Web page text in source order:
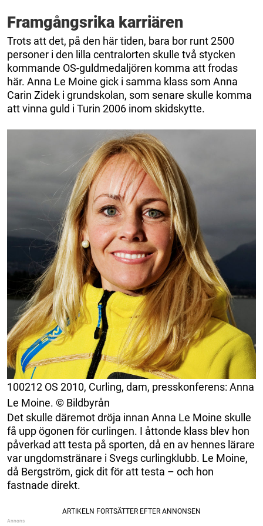
Framgångsrika karriären
Trots att det, på den här tiden, bara bor runt 2500
personer i den lilla centralorten skulle två stycken
kommande OS-guldmedaljören komma att frodas
här. Anna Le Moine gick i samma klass som Anna
Carin Zidek i grundskolan, som senare skulle komma
att vinna guld i Turin 2006 inom skidskytte.
100212 OS 2010, Curling, dam, presskonferens: Anna
Le Moine. © Bildbyrån
Det skulle däremot dröja innan Anna Le Moine skulle
få upp ögonen för curlingen. I åttonde klass blev hon
påverkad att testa på sporten, då en av hennes lärare
var ungdomstränare i Svegs curlingklubb. Le Moine,
då Bergström, gick dit för att testa – och hon
fastnade direkt.